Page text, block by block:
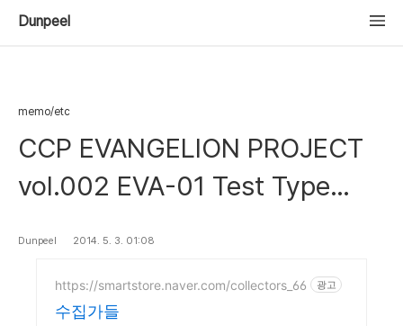
Dunpeel
memo/etc
CCP EVANGELION PROJECT
vol.002 EVA-01 Test Type
Dunpeel 2014. 5. 3. 01:08
https://smartstore.naver.com/collectors_66 광고
수집가들